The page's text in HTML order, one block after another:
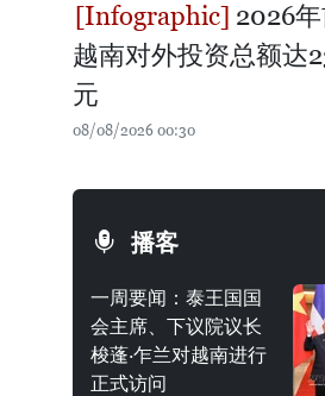
2026年
越南对外投资总额达
元
08/08/2026 00:30
播客
一周要闻：泰王国国
会主席、下议院议长
梭蓬·乍兰对越南进行
正式访问